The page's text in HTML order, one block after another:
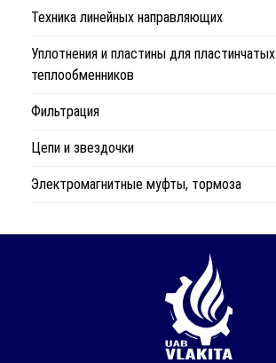
Техника линейных направляющих
Уплотнения и пластины для пластинчатых
теплообменников
Фильтрация
Цепи и звездочки
Электромагнитные муфты, тормоза